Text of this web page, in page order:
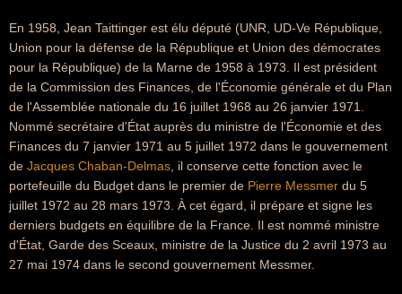
En 1958, Jean Taittinger est élu député (UNR, UD-Ve République,
Union pour la défense de la République et Union des démocrates
pour la République) de la Marne de 1958 à 1973. Il est président
de la Commission des Finances, de l'Économie générale et du Plan
de l'Assemblée nationale du 16 juillet 1968 au 26 janvier 1971.
Nommé secrétaire d'État auprès du ministre de l'Économie et des
Finances du 7 janvier 1971 au 5 juillet 1972 dans le gouvernement
de Jacques Chaban-Delmas , il conserve cette fonction avec le
portefeuille du Budget dans le premier de Pierre Messmer du 5
juillet 1972 au 28 mars 1973. À cet égard, il prépare et signe les
derniers budgets en équilibre de la France. Il est nommé ministre
d'État, Garde des Sceaux, ministre de la Justice du 2 avril 1973 au
27 mai 1974 dans le second gouvernement Messmer.